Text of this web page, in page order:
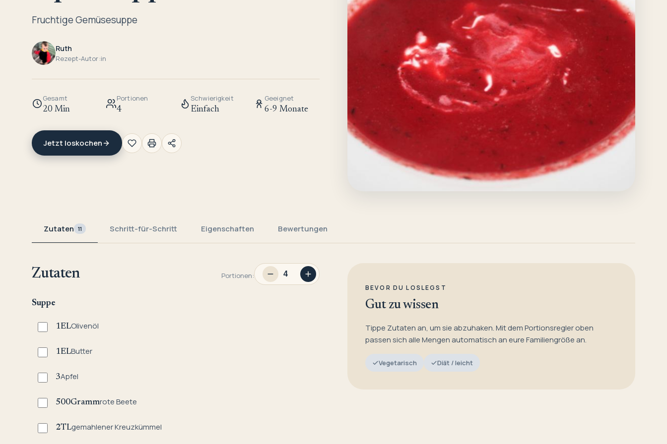
Fruchtige Gemüsesuppe
Ruth
Rezept-Autor:in
Gesamt
20 Min
Portionen
4
Schwierigkeit
Einfach
Geeignet
6-9 Monate
Jetzt loskochen
Zutaten 11 Schritt-für-Schritt Eigenschaften Bewertungen
Zutaten Portionen:
Suppe
1ELOlivenöl
1ELButter
3Apfel
500Grammrote Beete
2TLgemahlener Kreuzkümmel
BEVOR DU LOSLEGST
Gut zu wissen
Tippe Zutaten an, um sie abzuhaken. Mit dem Portionsregler oben
passen sich alle Mengen automatisch an eure Familiengröße an.
Vegetarisch Diät / leicht